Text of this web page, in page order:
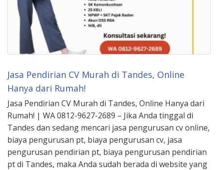
Jasa Pendirian CV Murah di Tandes, Online
Hanya dari Rumah!
Jasa Pendirian CV Murah di Tandes, Online Hanya dari
Rumah! | WA 0812-9627-2689 – Jika Anda tinggal di
Tandes dan sedang mencari jasa pengurusan cv online,
biaya pengurusan pt, biaya pengurusan cv, jasa
pengurusan pendirian pt, biaya pengurusan pendirian
pt di Tandes, maka Anda sudah berada di website yang